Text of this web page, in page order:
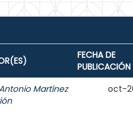
FECHA DE
PUBLICACIÓN
Martínez
oct-